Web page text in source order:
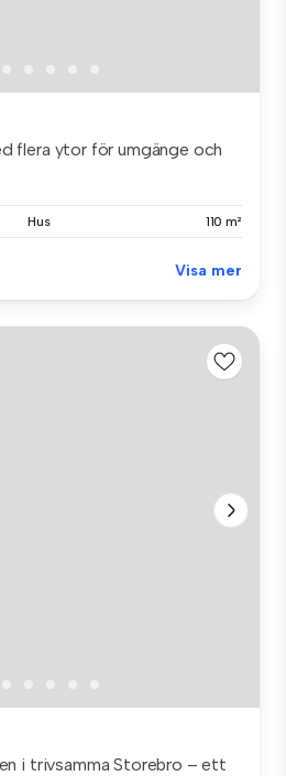
flera ytor för umgänge och
Hus 110 m²
Visa mer
i trivsamma Storebro – ett